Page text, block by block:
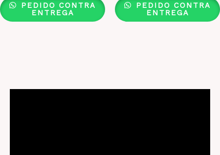
PEDIDO CONTRA
ENTREGA
PEDIDO CONTRA
ENTREGA